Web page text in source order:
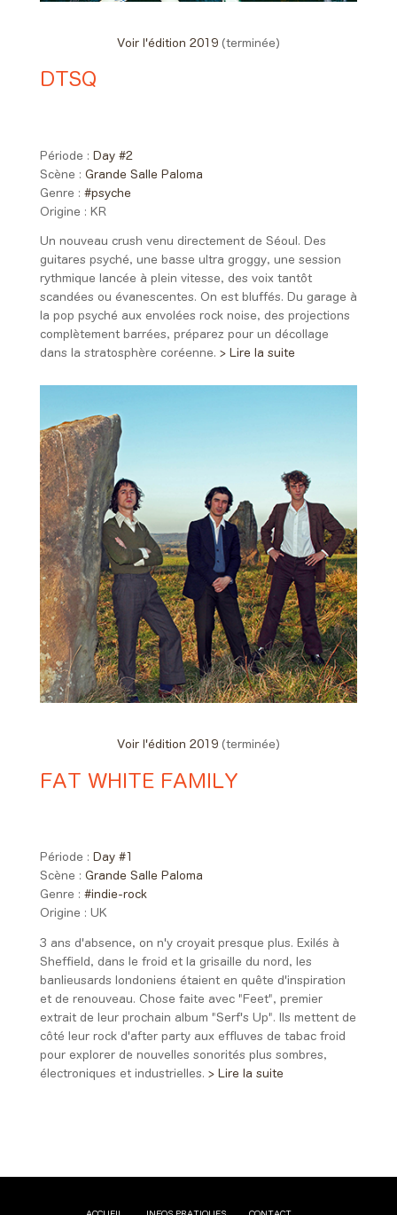
Voir l'édition 2019 (terminée)
DTSQ
Période : Day #2
Scène : Grande Salle Paloma
Genre : #psyche
Origine : KR
Un nouveau crush venu directement de Séoul. Des
guitares psyché, une basse ultra groggy, une session
rythmique lancée à plein vitesse, des voix tantôt
scandées ou évanescentes. On est bluffés. Du garage à
la pop psyché aux envolées rock noise, des projections
complètement barrées, préparez pour un décollage
dans la stratosphère coréenne. > Lire la suite
Voir l'édition 2019 (terminée)
FAT WHITE FAMILY
Période :
Day #1
Scène : Grande Salle Paloma
Genre : #indie-rock
Origine : UK
3 ans d'absence, on n'y croyait presque plus. Exilés à
Sheffield, dans le froid et la grisaille du nord, les
banlieusards londoniens étaient en quête d'inspiration
et de renouveau. Chose faite avec "Feet", premier
extrait de leur prochain album "Serf's Up". Ils mettent de
côté leur rock d'after party aux effluves de tabac froid
pour explorer de nouvelles sonorités plus sombres,
électroniques et industrielles. > Lire la suite